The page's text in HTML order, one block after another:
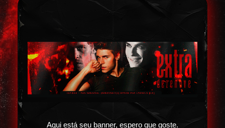
Aqui está seu banner, espero que goste.